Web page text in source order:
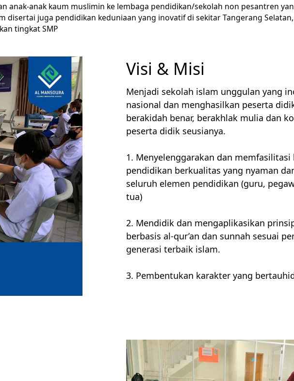
anak-anak kaum muslimin ke lembaga pendidikan/sekolah non pesantren
juga pendidikan keduniaan yang inovatif di sekitar Tangerang
tingkat SMP
Visi & Misi
Menjadi sekolah islam unggulan yang
nasional dan menghasilkan peserta
berakidah benar, berakhlak mulia dan
peserta didik seusianya.
1. Menyelenggarakan dan memfasilitasi
pendidikan berkualitas yang nyaman
seluruh elemen pendidikan (guru,
tua)
2. Mendidik dan mengaplikasikan
berbasis al-qur’an dan sunnah sesuai
generasi terbaik islam.
3. Pembentukan karakter yang